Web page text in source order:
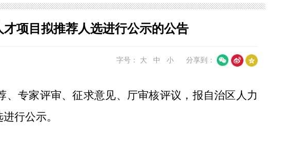
项目拟推荐人选进行公示的公告
字号： 大 中 小 分享到：
专家评审、征求意见、厅审核评议，报自治区人力
行公示。